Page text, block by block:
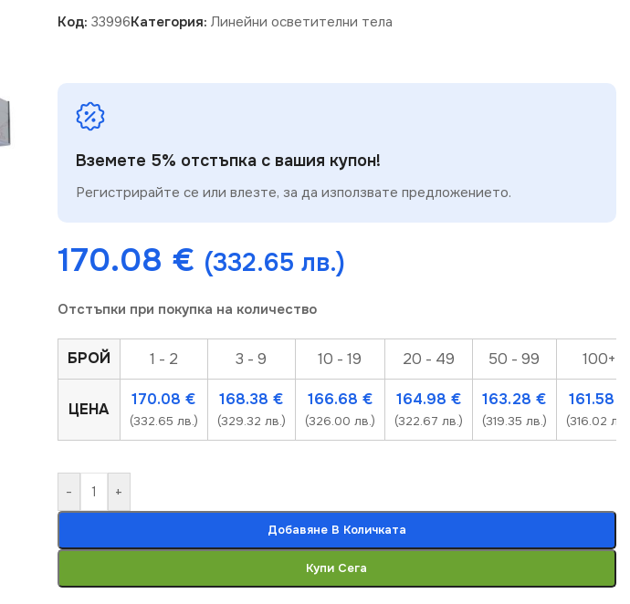
Код: 33996Категория: Линейни осветителни тела
Вземете 5% отстъпка с вашия купон!
Регистрирайте се или влезте, за да използвате предложението.
170.08 € (332.65 лв.)
Отстъпки при покупка на количество
БРОЙ 1 - 2 3 - 9 10 - 19 20 - 49 50 - 99 100+
ЦЕНА
170.08€
(332.65 лв.)
168.38€
(329.32 лв.)
166.68 €
(326.00 лв.)
164.98 €
(322.67 лв.)
163.28€
(319.35 лв.)
161.58
(316.02
- +
Добавяне В Количката
Купи Сега